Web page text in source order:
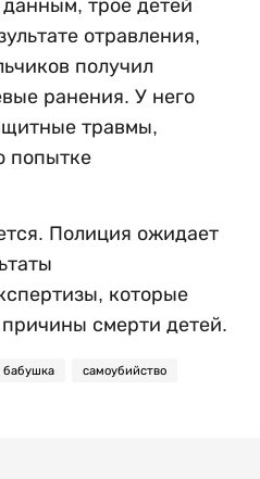
трое детей
отравления,
получил
ранения. У него
травмы,
попытке
Полиция ожидает
которые
смерти детей.
бабушка самоубийство